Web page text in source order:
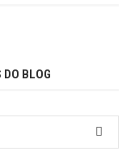
DO BLOG